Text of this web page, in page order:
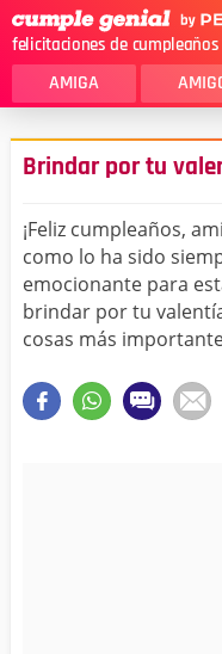
felicitaciones de cumpleaños
AMIGA
MAMA
SOBRINA
HERMANO
NOVIA
PAPA
Brindar por tu
¡Feliz cumpleaños,
como lo ha sido
emocionante para
brindar por tu
cosas más